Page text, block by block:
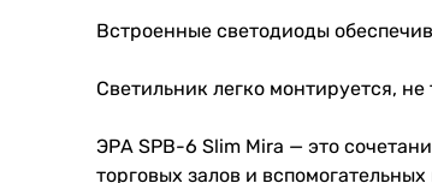
Встроенные светодиоды
Светильник легко монтируется,
ЭРА SPB-6 Slim Mira — это
торговых залов и